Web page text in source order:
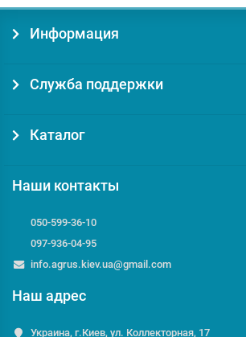
Информация
Служба поддержки
Каталог
Наши контакты
050-599-36-10
097-936-04-95
info.agrus.kiev.ua@gmail.com
Наш адрес
Украина, г.Киев, ул. Коллекторная, 17